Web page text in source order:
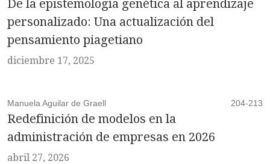
De la epistemología genética al aprendizaje
personalizado: Una actualización del
pensamiento piagetiano
diciembre 17, 2025
Manuela Aguilar de Graell 204-213
Redefinición de modelos en la
administración de empresas en 2026
abril 27, 2026